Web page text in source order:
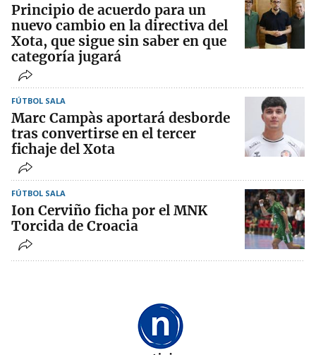
Principio de acuerdo para un
nuevo cambio en la directiva del
Xota, que sigue sin saber en que
categoría jugará
FÚTBOL SALA
Marc Campàs aportará desborde
tras convertirse en el tercer
fichaje del Xota
FÚTBOL SALA
Ion Cerviño ficha por el MNK
Torcida de Croacia